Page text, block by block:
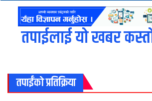
तपाईलाई यो खबर
तपाईंको प्रतिक्रिया